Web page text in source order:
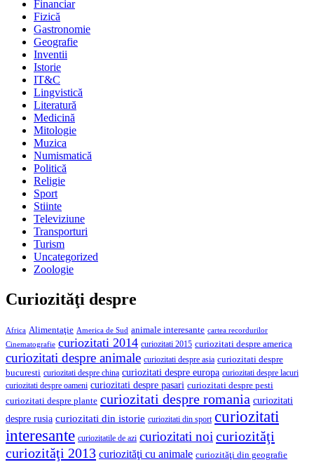
Financiar
Fizică
Gastronomie
Geografie
Inventii
Istorie
IT&C
Lingvistică
Literatură
Medicină
Mitologie
Muzica
Numismatică
Politică
Religie
Sport
Stiinte
Televiziune
Transporturi
Turism
Uncategorized
Zoologie
Curiozităţi despre
Africa Alimentaţie America de Sud animale interesante cartea recordurilor
Cinematografie curiozitati 2014 curiozitati 2015 curiozitati despre america
curiozitati despre animale curiozitati despre asia curiozitati despre
bucuresti curiozitati despre china curiozitati despre europa curiozitati despre lacuri
curiozitati despre oameni curiozitati despre pasari curiozitati despre pesti
curiozitati despre plante curiozitati despre romania curiozitati
despre rusia curiozitati din istorie curiozitati din sport curiozitati
interesante curiozitatile de azi curiozitati noicuriozităţi
curiozităţi 2013 curiozităţi cu animale curiozităţi din geografie